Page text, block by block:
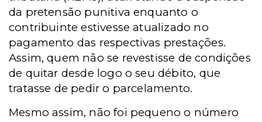
da pretensão punitiva enquanto o
contribuinte estivesse atualizado no
pagamento das respectivas prestações.
Assim, quem não se revestisse de condições
de quitar desde logo o seu débito, que
tratasse de pedir o parcelamento.
Mesmo assim, não foi pequeno o número